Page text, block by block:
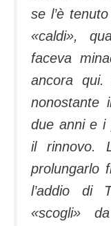
se l’è
«caldi»,
faceva
ancora
nonostante
due anni e i
il rinnovo.
prolungarlo
l’addio di
«scogli»